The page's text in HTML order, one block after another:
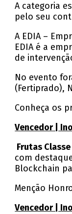
A categoria
pelo seu
A EDIA –
EDIA é a
de
No evento
(Fertiprado),
Conheça os
Vencedor |
Frutas
com
Blockchain
Menção
Vencedor |